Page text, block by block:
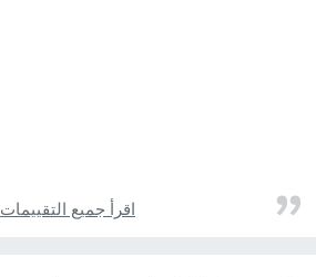
اقرأ جميع التقييمات